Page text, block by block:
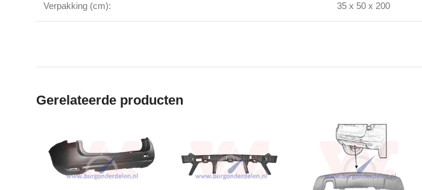
Verpakking (cm): 35 x 50 x 200
Gerelateerde producten